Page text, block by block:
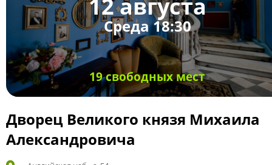
12 августа
Среда 18:30
19 свободных мест
Дворец Великого князя Михаила
Александровича